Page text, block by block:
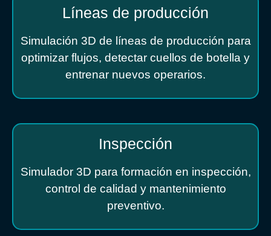
Líneas de producción
Simulación 3D de líneas de producción para
optimizar flujos, detectar cuellos de botella y
entrenar nuevos operarios.
Inspección
Simulador 3D para formación en inspección,
control de calidad y mantenimiento
preventivo.